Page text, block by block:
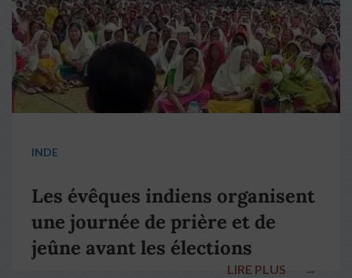
INDE
Les évêques indiens organisent
une journée de prière et de
jeûne avant les élections
LIRE PLUS →